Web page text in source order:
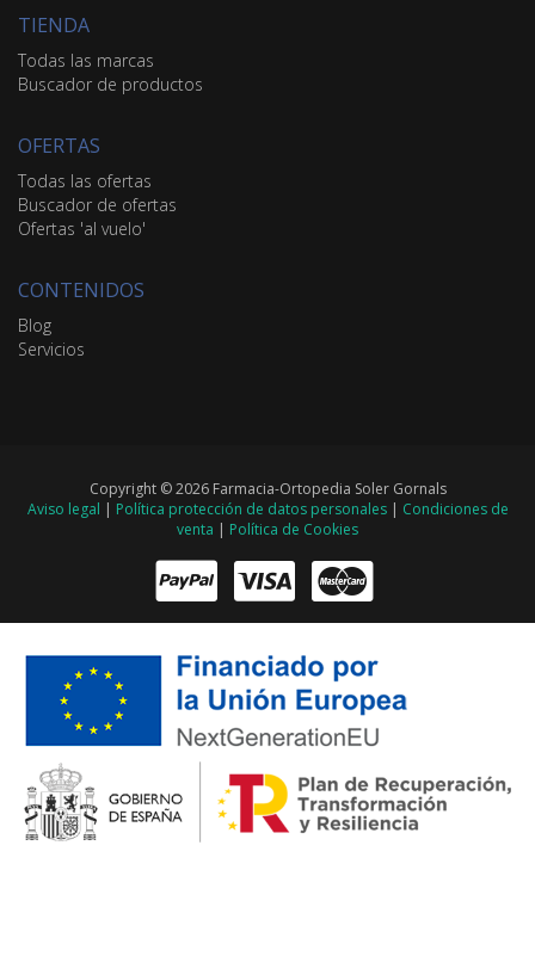
TIENDA
Todas las marcas
Buscador de productos
OFERTAS
Todas las ofertas
Buscador de ofertas
Ofertas 'al vuelo'
CONTENIDOS
Blog
Servicios
Copyright © 2026 Farmacia-Ortopedia Soler Gornals
Aviso legal | Política protección de datos personales| Condiciones de
venta | Política de Cookies